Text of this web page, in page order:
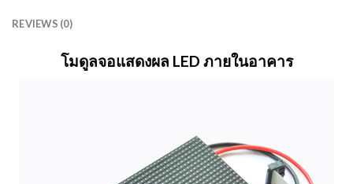
REVIEWS (0)
โมดูลจอแสดงผล LED ภายในอาคาร